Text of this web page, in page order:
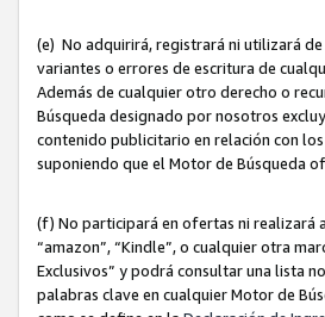
(e) No adquirirá, registrará ni utilizará de
variantes o errores de escritura de
Además de cualquier otro derecho o
Búsqueda designado por nosotros
contenido publicitario en relación con
suponiendo que el Motor de Búsqueda
(f) No participará en ofertas ni realizará
“amazon”, “Kindle”, o cualquier otra
Exclusivos” y podrá consultar una lista
palabras clave en cualquier Motor de